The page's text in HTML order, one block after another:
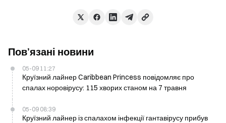
Пов’язані новини
05-09 11:27
Круїзний лайнер Caribbean Princess повідомляє про
спалах норовірусу: 115 хворих станом на 7 травня
05-09 08:39
Круїзний лайнер із спалахом інфекції гантавірусу прибув